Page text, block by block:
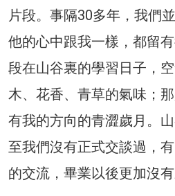
片段。事隔30多年，我們
他的心中跟我一樣，都留
段在山谷裏的學習日子，
木、花香、青草的氣味；
有我的方向的青澀歲月。
至我們沒有正式交談過，
的交流，畢業以後更加沒有